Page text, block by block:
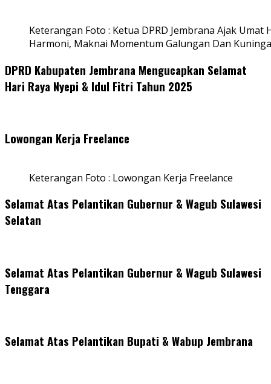
Keterangan Foto : Ketua DPRD Jembrana Ajak
Harmoni, Maknai Momentum Galungan Dan
DPRD Kabupaten Jembrana Mengucapkan Selamat
Hari Raya Nyepi & Idul Fitri Tahun 2025
Lowongan Kerja Freelance
Keterangan Foto : Lowongan Kerja Freelance
Selamat Atas Pelantikan Gubernur & Wagub Sulawesi
Selatan
Selamat Atas Pelantikan Gubernur & Wagub Sulawesi
Tenggara
Selamat Atas Pelantikan Bupati & Wabup Jembrana